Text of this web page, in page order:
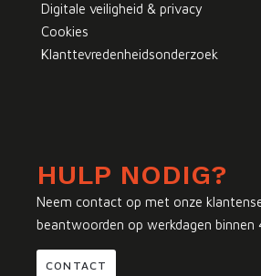
Digitale veiligheid & privacy
Cookies
Klanttevredenheidsonderzoek
HULP NODIG?
Neem contact op met onze
beantwoorden op werkdagen binnen
CONTACT